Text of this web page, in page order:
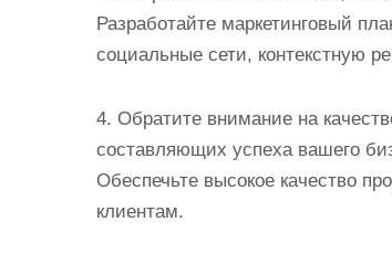
Разработайте маркетинговый
социальные сети, контекстную
4. Обратите внимание на
составляющих успеха вашего
Обеспечьте высокое качество
клиентам.